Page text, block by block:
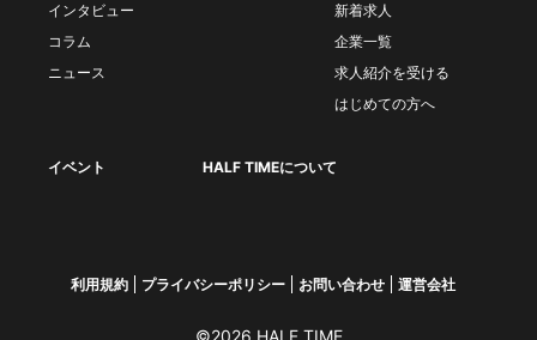
インタビュー
コラム
ニュース
新着求人
企業一覧
求人紹介を受ける
はじめての方へ
イベント HALF TIMEについて
利用規約 プライバシーポリシー お問い合わせ 運営会社
©2026 HALF TIME